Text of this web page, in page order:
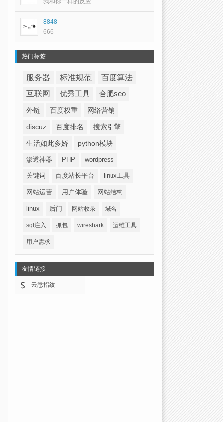
我和你一样的反应
8848
666
热门标签
服务器 标准规范
百度算法
互联网
优秀工具 合肥seo
外链 百度权重 网络营销
discuz 百度排名 搜索引擎
生活如此多娇 python模块
渗透神器 PHP wordpress
关键词 百度站长平台 linux工具
网站运营 用户体验 网站结构
linux 后门 网站收录 域名
sql注入 抓包 wireshark 运维工具
用户需求
友情链接
云悉指纹